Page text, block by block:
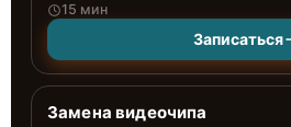
15 мин
Записаться
Замена видеочипа